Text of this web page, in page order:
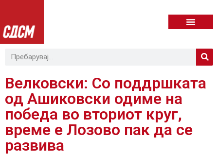
Велковски: Со поддршката
од Ашиковски одиме на
победа во вториот круг,
време е Лозово пак да се
развива